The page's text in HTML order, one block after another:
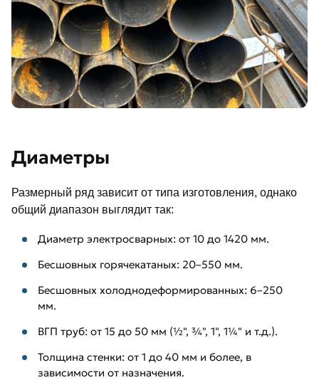
Диаметры
Размерный ряд зависит от типа изготовления, однако
общий диапазон выглядит так:
Диаметр электросварных: от 10 до 1420 мм.
Бесшовных горячекатаных: 20–550 мм.
Бесшовных холоднодеформированных: 6–250
мм.
ВГП труб: от 15 до 50 мм (½", ¾", 1", 1¼" и т.д.).
Толщина стенки: от 1 до 40 мм и более, в
зависимости от назначения.